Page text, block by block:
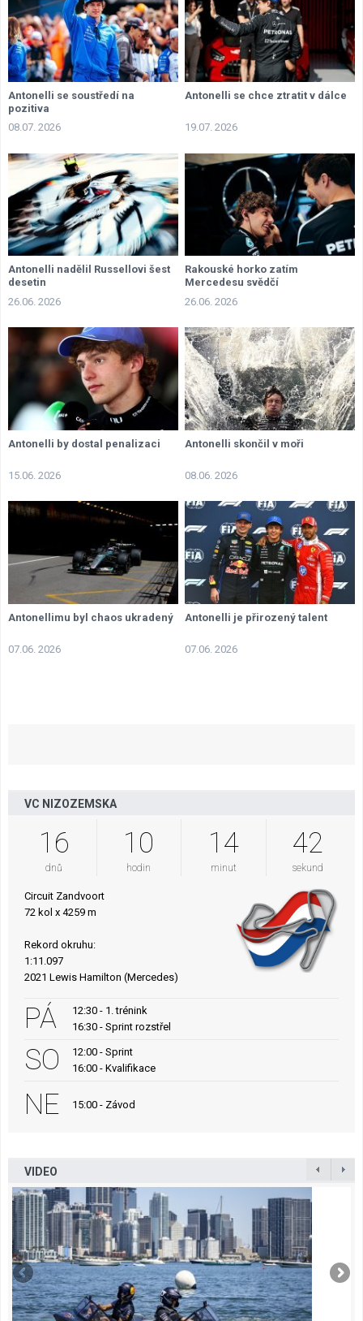
Antonelli se soustředí na
pozitiva
08.07. 2026
Antonelli se chce ztratit v dálce
19.07. 2026
Antonelli nadělil Russellovi šest
desetin
26.06. 2026
Rakouské horko zatím
Mercedesu svědčí
26.06. 2026
Antonelli by dostal penalizaci
15.06. 2026
Antonelli skončil v moři
08.06. 2026
Antonellimu byl chaos ukradený
07.06. 2026
Antonelli je přirozený talent
07.06. 2026
VC NIZOZEMSKA
16
dnů
10
hodin
14
minut
41
sekund
Circuit Zandvoort
72 kol x 4259 m
Rekord okruhu:
1:11.097
2021 Lewis Hamilton (Mercedes)
PÁ
12:30 - 1. trénink
16:30 - Sprint rozstřel
SO
12:00 - Sprint
16:00 - Kvalifikace
NE 15:00 - Závod
VIDEO